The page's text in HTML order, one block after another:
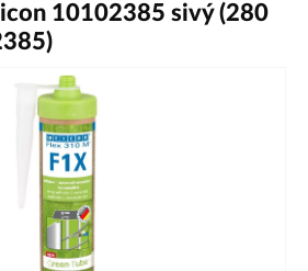
10102385 sivý (280